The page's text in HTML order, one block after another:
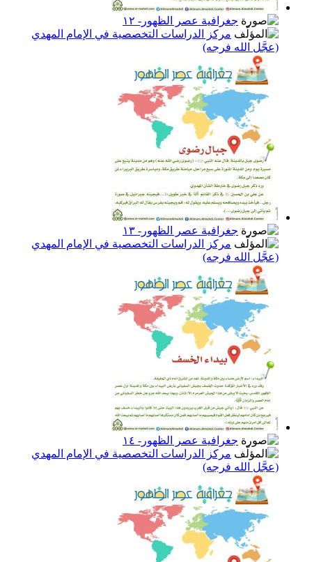
جغرافية عصر الظهور- ١٢
مركز الدراسات التخصصية في الإمام المهدي
(عجَّل الله فرجه)
جغرافية عصر الظهور- ١٣
مركز الدراسات التخصصية في الإمام المهدي
(عجَّل الله فرجه)
جغرافية عصر الظهور- ١٤
مركز الدراسات التخصصية في الإمام المهدي
(عجَّل الله فرجه)